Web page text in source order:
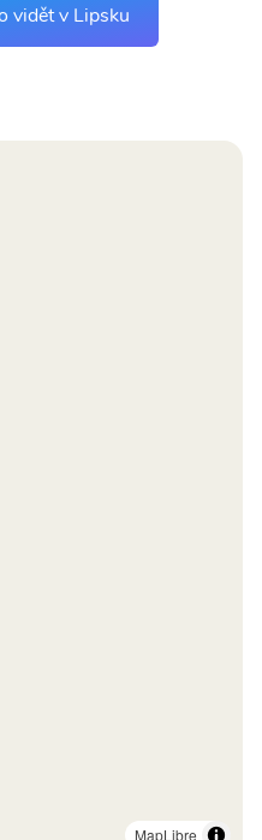
vidět v Lipsku
MapLibre